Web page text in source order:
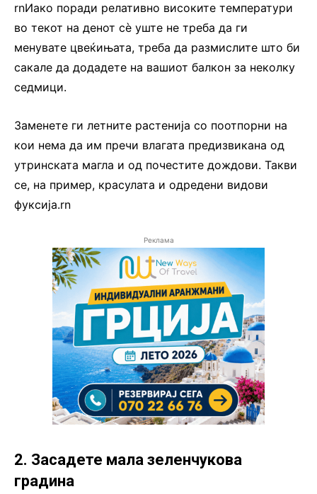
rnИако поради релативно високите температури
во текот на денот сè уште не треба да ги
менувате цвеќињата, треба да размислите што би
сакале да додадете на вашиот балкон за неколку
седмици.
Заменете ги летните растенија со поотпорни на
кои нема да им пречи влагата предизвикана од
утринската магла и од почестите дождови. Такви
се, на пример, красулата и одредени видови
фуксија.rn
Реклама
2. Засадете мала зеленчукова
градина